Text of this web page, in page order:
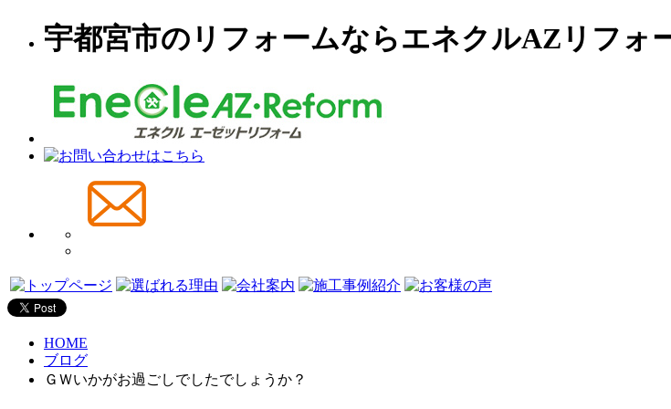
宇都宮市のリフォームならエネクルAZリフォ
HOME
ブログ
ＧＷいかがお過ごしでしたでしょうか？